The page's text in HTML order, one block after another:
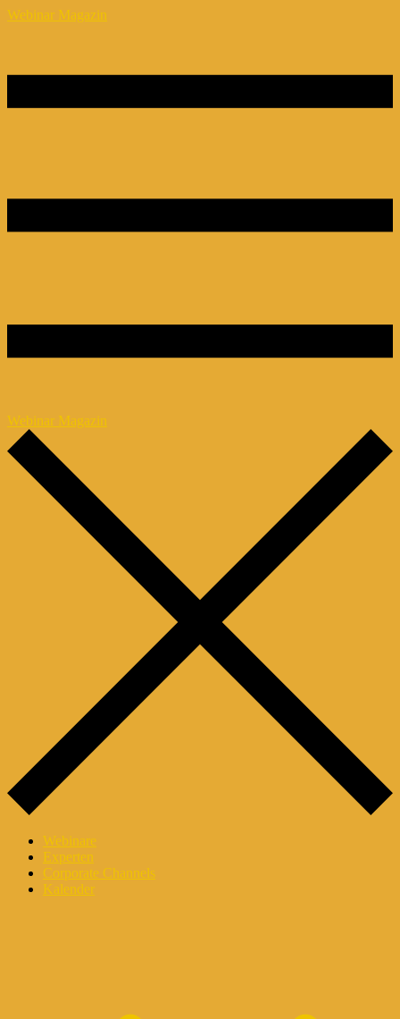
Webinar Magazin
Webinar Magazin
Webinare
Experten
Corporate Channels
Kalender